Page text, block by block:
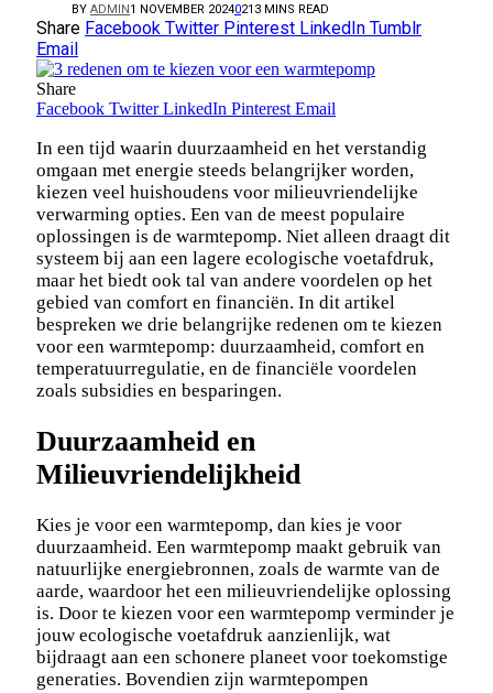
BY ADMIN1 NOVEMBER 2024021 3 MINS READ
Share Facebook Twitter Pinterest LinkedIn Tumblr
Email
Share
Facebook Twitter LinkedIn Pinterest Email
In een tijd waarin duurzaamheid en het verstandig
omgaan met energie steeds belangrijker worden,
kiezen veel huishoudens voor milieuvriendelijke
verwarming opties. Een van de meest populaire
oplossingen is de warmtepomp. Niet alleen draagt dit
systeem bij aan een lagere ecologische voetafdruk,
maar het biedt ook tal van andere voordelen op het
gebied van comfort en financiën. In dit artikel
bespreken we drie belangrijke redenen om te kiezen
voor een warmtepomp: duurzaamheid, comfort en
temperatuurregulatie, en de financiële voordelen
zoals subsidies en besparingen.
Duurzaamheid en
Milieuvriendelijkheid
Kies je voor een warmtepomp, dan kies je voor
duurzaamheid. Een warmtepomp maakt gebruik van
natuurlijke energiebronnen, zoals de warmte van de
aarde, waardoor het een milieuvriendelijke oplossing
is. Door te kiezen voor een warmtepomp verminder je
jouw ecologische voetafdruk aanzienlijk, wat
bijdraagt aan een schonere planeet voor toekomstige
generaties. Bovendien zijn warmtepompen